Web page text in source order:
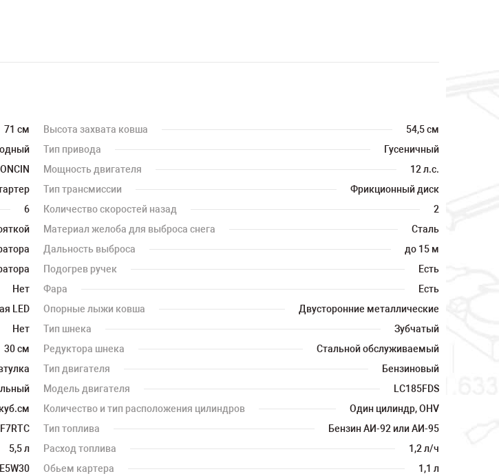
71 см Высота захвата ковша
54,5 см
Тип привода
Гусеничный
LONCIN Мощность двигателя
12 л.с.
Тип трансмиссии
Фрикционный диск
6 Количество скоростей назад
2
Материал желоба для выброса снега
Сталь
Дальность выброса
до 15 м
Подогрев ручек
Есть
Нет Фара
Есть
LED Опорные лыжи ковша
Двусторонние металлические
Нет Тип шнека
Зубчатый
30 см Редуктора шнека
Стальной обслуживаемый
Тип двигателя
Бензиновый
Модель двигателя
LC185FDS
Количество и тип расположения цилиндров
Один цилиндр, OHV
F7RTC Тип топлива
Бензин АИ-92 или АИ-95
5,5 л Расход топлива
1,2 л/ч
Обьем картера
1,1 л